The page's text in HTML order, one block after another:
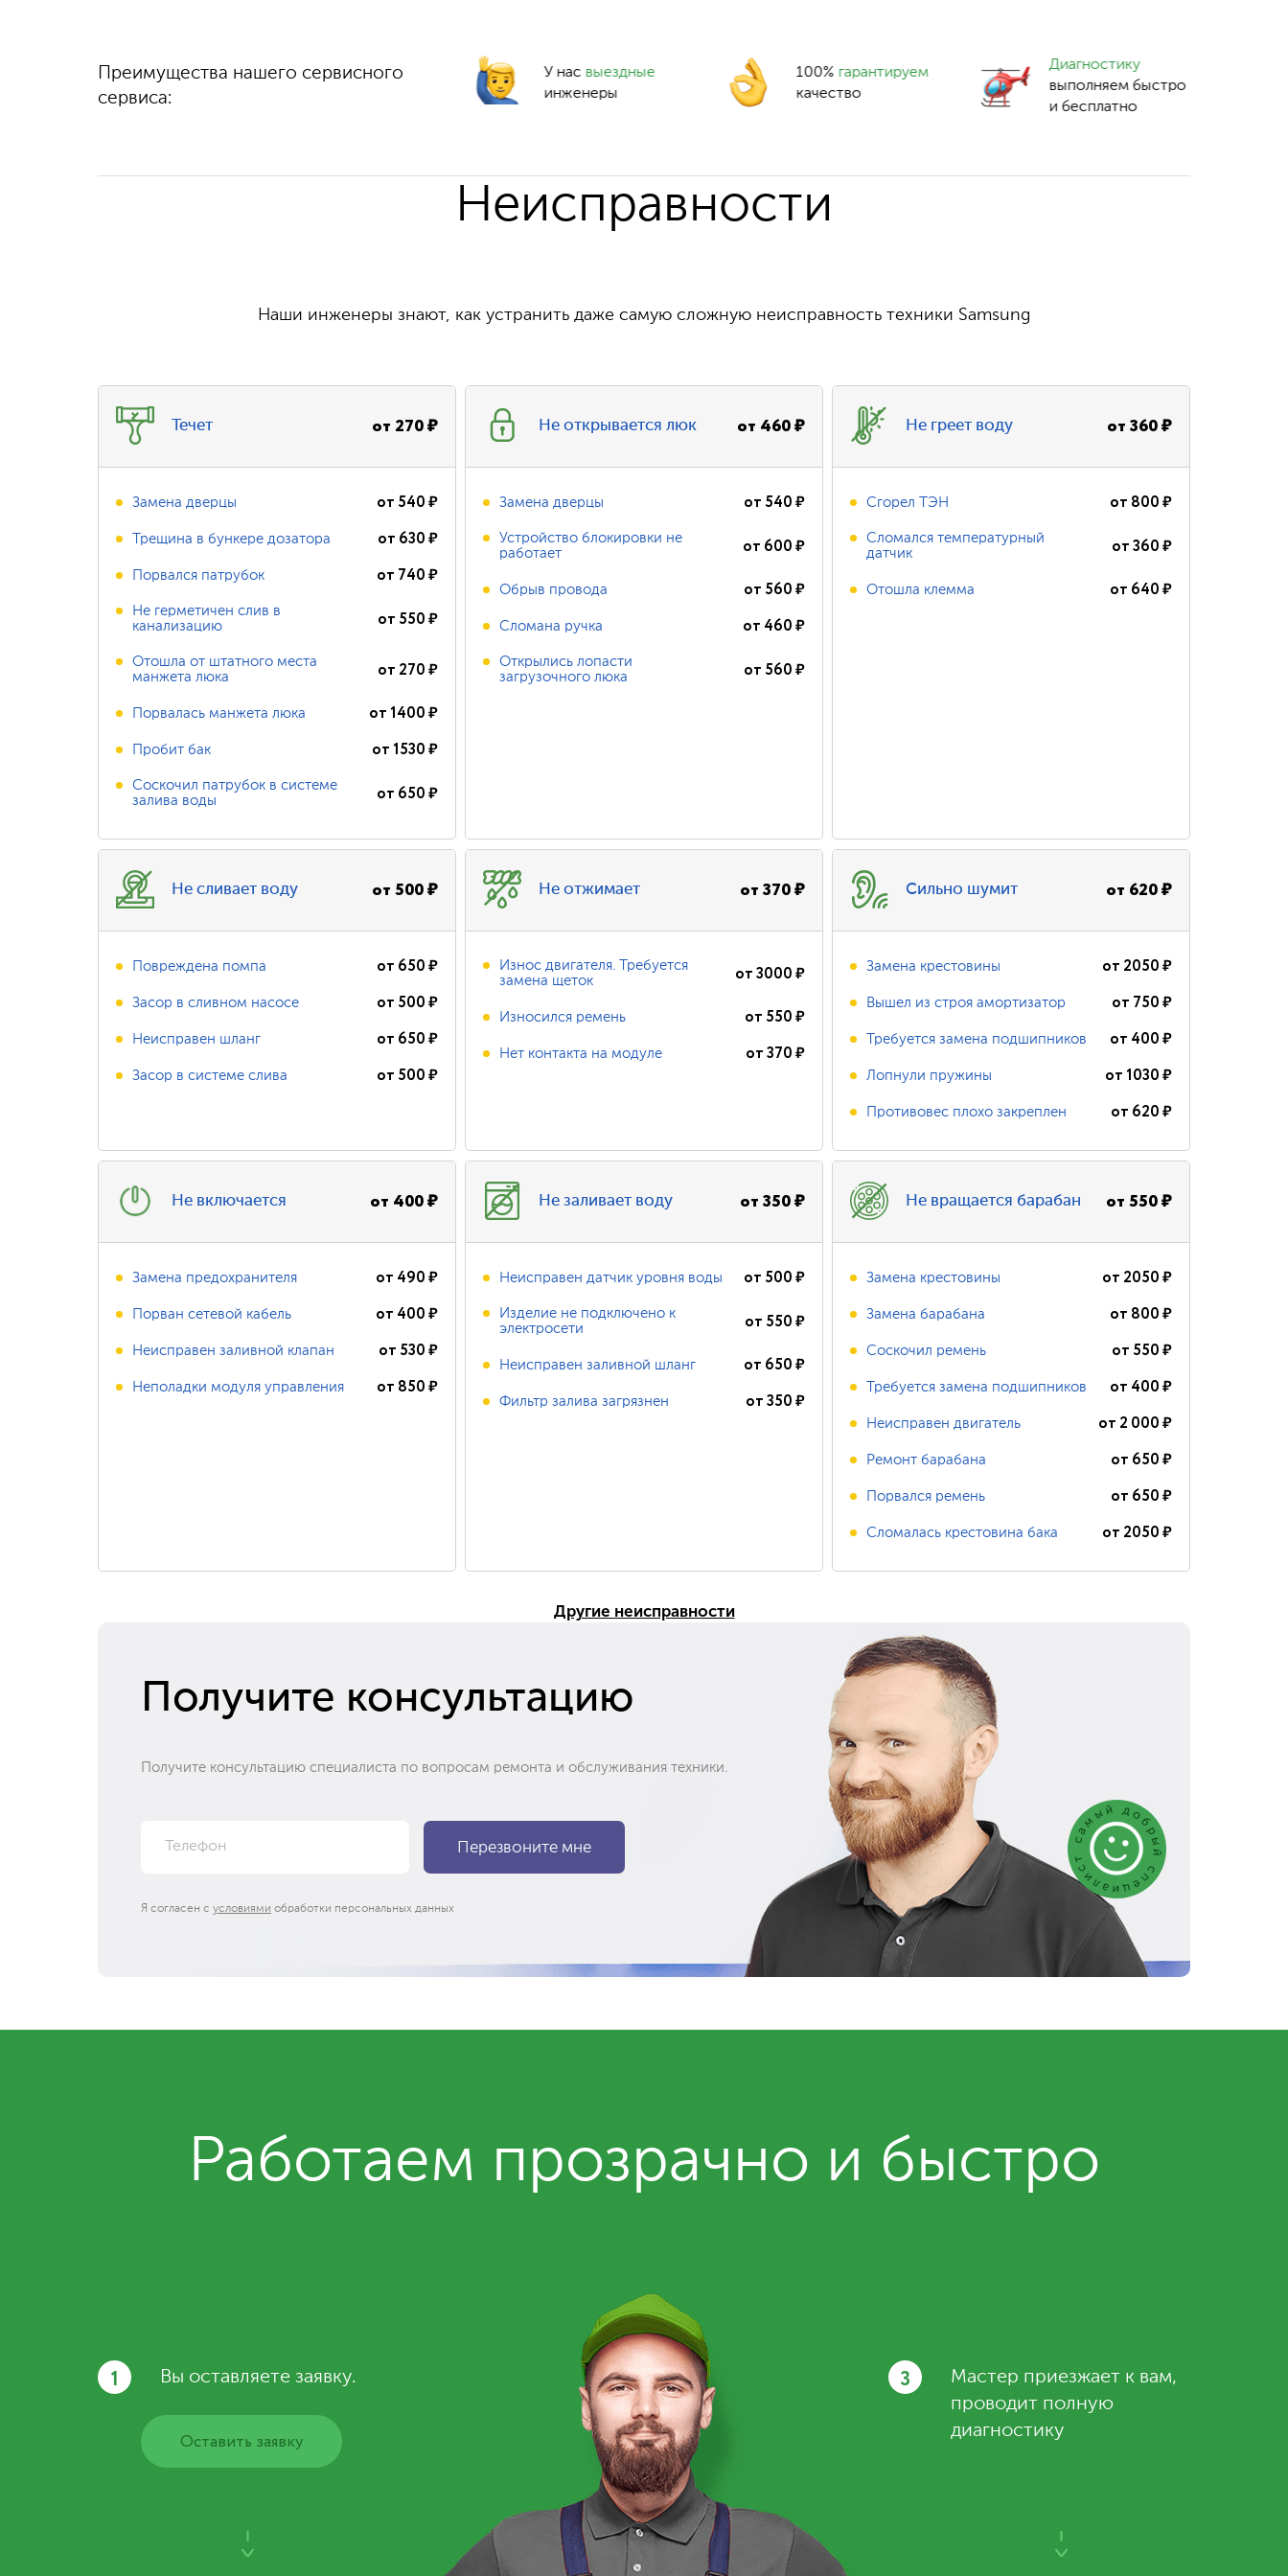
Преимущества нашего сервисного
сервиса:
гарантируем
качество
выполняем быстро
У нас выездные
инженеры
100%гарантируем
качество
Диагностику
выполняем быстро
и бесплатно
Неисправности
Наши инженеры знают, как устранить даже самую сложную неисправность техники Samsung
Течет от 270₽
Замена дверцы от 540₽
Трещина в бункере дозатора от 630₽
Порвался патрубок от 740₽
Не герметичен слив в
канализацию
от 550₽
Отошла от штатного места
манжета люка
от 270₽
Порвалась манжета люка от1400₽
Пробит бак от1530₽
Соскочил патрубок в системе
залива воды
от 650₽
Не открывается люк от 460₽
Замена дверцы от 540₽
Устройство блокировки не
работает
от 600₽
Обрыв провода от 560₽
Сломана ручка от 460₽
Открылись лопасти
загрузочного люка
от 560₽
Не греет воду от360₽
Сгорел ТЭН от 800₽
Сломался температурный
датчик
от360₽
Отошла клемма от 640₽
Не сливает воду от500₽
Повреждена помпа от 650₽
Засор в сливном насосе от 500₽
Неисправен шланг от 650₽
Засор в системе слива от 500₽
Не отжимает от370₽
Износ двигателя. Требуется
замена щеток
от3000₽
Износился ремень от 550₽
Нет контакта на модуле от370₽
Сильно шумит от 620₽
Замена крестовины от 2050₽
Вышел из строя амортизатор от 750₽
Требуется замена подшипников от 400₽
Лопнули пружины от1030₽
Противовес плохо закреплен от 620₽
Не включается от 400₽
Замена предохранителя от 490₽
Порван сетевой кабель от 400₽
Неисправен заливной клапан от 530₽
Неполадки модуля управления от 850₽
Не заливает воду от350₽
Неисправен датчик уровня воды от 500₽
Изделие не подключено к
электросети
от 550₽
Неисправен заливной шланг от 650₽
Фильтр залива загрязнен от350₽
Не вращается барабан от550₽
Замена крестовины от 2050₽
Замена барабана от 800₽
Соскочил ремень от 550₽
Требуется замена подшипников от 400₽
Неисправен двигатель от 2 000₽
Ремонт барабана от 650₽
Порвался ремень от 650₽
Сломалась крестовина бака от 2050₽
Другие неисправности
Получите консультацию
Получите консультацию специалиста по вопросам ремонта и обслуживания техники.
Я согласен с условиями обработки персональных данных
Работаем прозрачно и быстро
1 Вы оставляете заявку.
Оставить заявку
3
Мастер приезжает к вам,
проводит полную
диагностику